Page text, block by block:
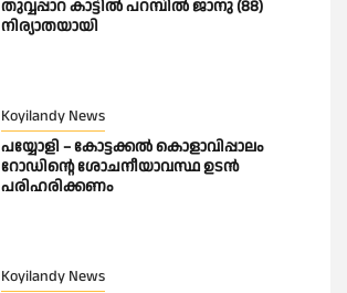
തുവ്വപ്പാറ കാട്ടിൽ പറമ്പിൽ ജാനു (88)
നിര്യാതയായി
Koyilandy News
പയ്യോളി – കോട്ടക്കൽ കൊളാവിപ്പാലം
റോഡിൻ്റെ ശോചനീയാവസ്ഥ ഉടൻ
പരിഹരിക്കണം
Koyilandy News